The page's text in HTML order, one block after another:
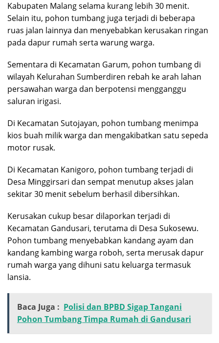
Kabupaten Malang selama kurang lebih 30 menit.
Selain itu, pohon tumbang juga terjadi di beberapa
ruas jalan lainnya dan menyebabkan kerusakan ringan
pada dapur rumah serta warung warga.
Sementara di Kecamatan Garum, pohon tumbang di
wilayah Kelurahan Sumberdiren rebah ke arah lahan
persawahan warga dan berpotensi mengganggu
saluran irigasi.
Di Kecamatan Sutojayan, pohon tumbang menimpa
kios buah milik warga dan mengakibatkan satu sepeda
motor rusak.
Di Kecamatan Kanigoro, pohon tumbang terjadi di
Desa Minggirsari dan sempat menutup akses jalan
sekitar 30 menit sebelum berhasil dibersihkan.
Kerusakan cukup besar dilaporkan terjadi di
Kecamatan Gandusari, terutama di Desa Sukosewu.
Pohon tumbang menyebabkan kandang ayam dan
kandang kambing warga roboh, serta merusak dapur
rumah warga yang dihuni satu keluarga termasuk
lansia.
Baca Juga : Polisi dan BPBD Sigap Tangani
Pohon Tumbang Timpa Rumah di Gandusari